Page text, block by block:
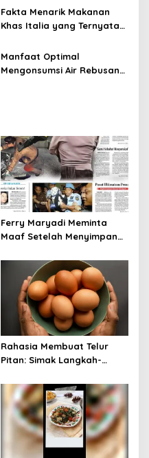
Panduannya
Fakta Menarik Makanan
Khas Italia yang Ternyata
Menurunkan Berat Badan
Manfaat Optimal
Mengonsumsi Air Rebusan
Ferry Maryadi Meminta
Maaf Setelah Menyimpan
Rahasia Membuat Telur
Pitan: Simak Langkah-
Panduannya